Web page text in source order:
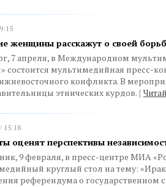
женщины расскажут о своей
7 апреля, в Международном
состоится мультимедийная пресс-
конфликта. В
этнических курдов. {
15:18
оценят перспективы
9 февраля, в пресс-центре МИА
круглый стол на тему:
референдума о государственном